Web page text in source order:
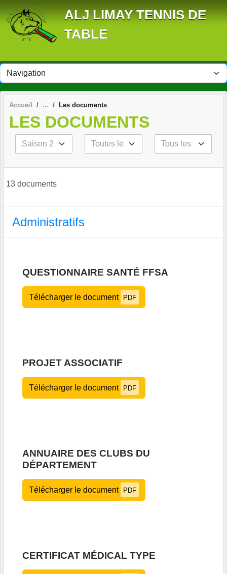
ALJ LIMAY TENNIS DE
TABLE
Accueil Les documents
LES DOCUMENTS
13 documents
Administratifs
QUESTIONNAIRE SANTÉ FFSA
Télécharger le document PDF
PROJET ASSOCIATIF
Télécharger le document PDF
ANNUAIRE DES CLUBS DU
DÉPARTEMENT
Télécharger le document PDF
CERTIFICAT MÉDICAL TYPE
Panneau de gestion des cookies